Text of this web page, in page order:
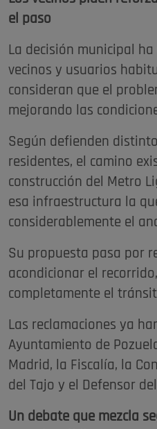
el paso
La decisión municipal
vecinos y usuarios
consideran que el
mejorando las
Según defienden
residentes, el camino
construcción del Metro
esa infraestructura la
considerablemente el
Su propuesta pasa por
acondicionar el
completamente el
Las reclamaciones ya
Ayuntamiento de
Madrid, la Fiscalía, la
del Tajo y el Defensor
Un debate que mezcla